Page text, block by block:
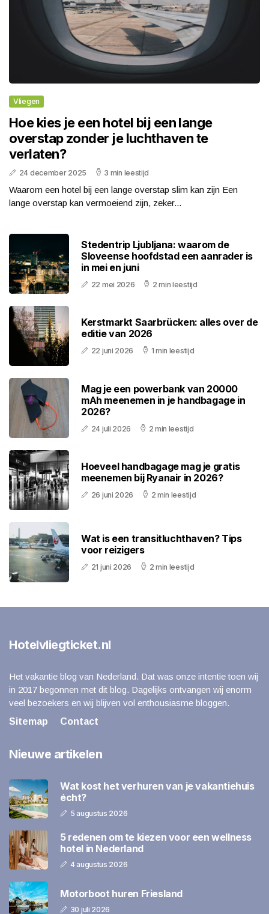
Vliegen
Hoe kies je een hotel bij een lange
overstap zonder je luchthaven te
verlaten?
24 december 2025 3 min leestijd
Waarom een hotel bij een lange overstap slim kan zijn Een
lange overstap kan vermoeiend zijn, zeker...
Stedentrip Ljubljana: waarom de
Sloveense hoofdstad een aanrader is
in mei en juni
22 mei 2026 2 min leestijd
Kerstmarkt Saarbrücken: alles over de
editie van 2026
22 juni 2026 1 min leestijd
Mag je een powerbank van 20000
mAh meenemen in je handbagage in
2026?
24 juli 2026 2 min leestijd
Hoeveel handbagage mag je gratis
meenemen bij Ryanair in 2026?
26 juni 2026 2 min leestijd
Wat is een transitluchthaven? Tips
voor reizigers
21 juni 2026 2 min leestijd
Hotelvliegticket.nl
Het vakantie blog van Nederland. Dat was onze intentie toen wij
in 2017 begonnen met dit blog. Dagelijks ontvangen wij enorm
veel bezoekers en wij blijven vol enthousiasme bloggen.
Sitemap
Contact
Nieuwe artikelen
Wat kost het verhuren van je vakantiehuis
écht?
5 augustus 2026
5 redenen om te kiezen voor een wellness
hotel in Nederland
4 augustus 2026
Motorboot huren Friesland
30 juli 2026